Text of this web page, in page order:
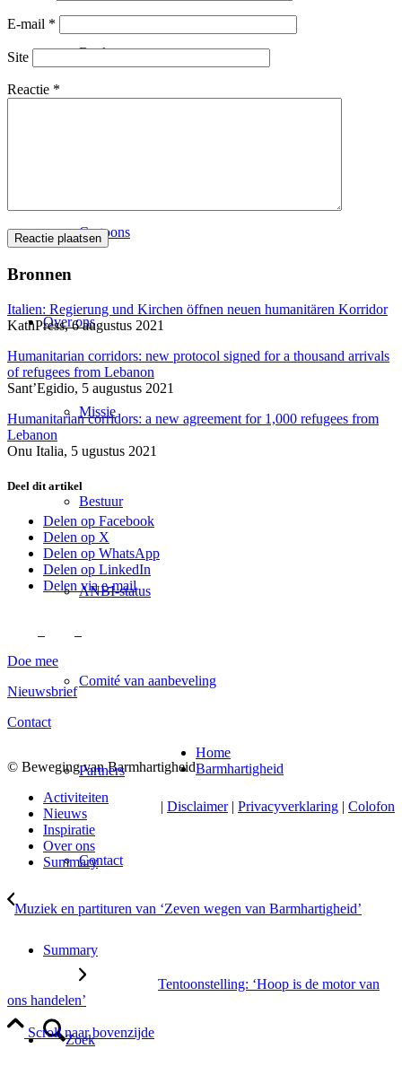
Boeken
Cartoons
Over ons
Missie
Bestuur
ANBI-status
Comité van aanbeveling
Partners
Contact
Summary
Zoek
E-mail *
Site
Reactie *
Bronnen
Italien: Regierung und Kirchen öffnen neuen humanitären Korridor
KathPress, 6 augustus 2021
Humanitarian corridors: new protocol signed for a thousand arrivals
of refugees from Lebanon
Sant’Egidio, 5 augustus 2021
Humanitarian corridors: a new agreement for 1,000 refugees from
Lebanon
Onu Italia, 5 ugustus 2021
Deel dit artikel
Delen op Facebook
Delen op X
Delen op WhatsApp
Delen op LinkedIn
Delen via e-mail
Doe mee
Nieuwsbrief
Contact
© Beweging van Barmhartigheid
| Disclaimer| Privacyverklaring | Colofon
Home
Barmhartigheid
Activiteiten
Nieuws
Inspiratie
Over ons
Summary
Muziek en partituren van ‘Zeven wegen van Barmhartigheid’
Tentoonstelling: ‘Hoop is de motor van
ons handelen’
Scroll naar bovenzijde